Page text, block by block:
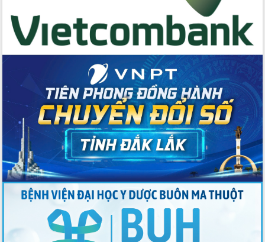
Bầu cử Quốc hội và HĐND: Cử tri Đắk
Lắk gửi gắm niềm tin, kỳ vọng vào lá
phiếu
Đắk Lắk sẵn sàng các điều kiện cho
Ngày hội bầu cử đại biểu Quốc hội
khóa XVI và HĐND các cấp nhiệm kỳ
2026-2031
Đảm bảo cuộc bầu cử đại biểu Quốc
hội và đại biểu HĐND các cấp diễn ra
an toàn, hiệu quả, đúng quy định
Thủ tướng Chính phủ Phạm Minh Chính
kiểm tra, chỉ đạo hoàn thành các dự
án cao tốc và thăm khu tái định cư tại
Đắk Lắk
Sôi nổi Hội đua ngựa truyền thống Gò
Thì Thùng mừng Xuân Bính Ngọ 2026
Lãnh đạo tỉnh dâng hương tưởng niệm
tại Đập Đồng Cam đầu Xuân Bính Ngọ